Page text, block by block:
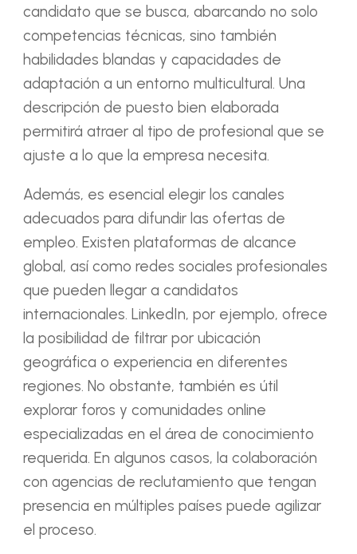
candidato que se busca, abarcando no solo
competencias técnicas, sino también
habilidades blandas y capacidades de
adaptación a un entorno multicultural. Una
descripción de puesto bien elaborada
permitirá atraer al tipo de profesional que se
ajuste a lo que la empresa necesita.
Además, es esencial elegir los canales
adecuados para difundir las ofertas de
empleo. Existen plataformas de alcance
global, así como redes sociales profesionales
que pueden llegar a candidatos
internacionales. LinkedIn, por ejemplo, ofrece
la posibilidad de filtrar por ubicación
geográfica o experiencia en diferentes
regiones. No obstante, también es útil
explorar foros y comunidades online
especializadas en el área de conocimiento
requerida. En algunos casos, la colaboración
con agencias de reclutamiento que tengan
presencia en múltiples países puede agilizar
el proceso.